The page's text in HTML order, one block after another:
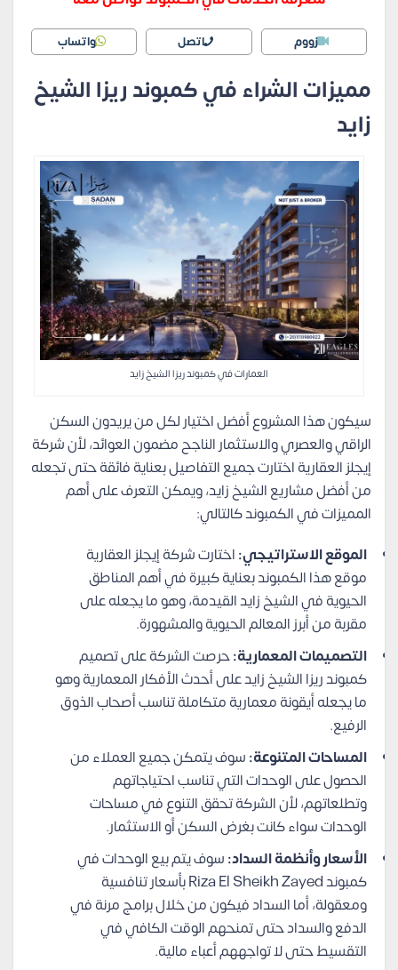
زووم اتصل واتساب
مميزات الشراء في كمبوند ريزا الشيخ
زايد
العمارات في كمبوند ريزا الشيخ زايد
سيكون هذا المشروع أفضل اختيار لكل من يريدون السكن
الراقي والعصري والاستثمار الناجح مضمون العوائد، لأن شركة
إيجلز العقارية اختارت جميع التفاصيل بعناية فائقة حتى تجعله
من أفضل مشاريع الشيخ زايد، ويمكن التعرف على أهم
المميزات في الكمبوند كالتالي:
الموقع الاستراتيجي:اختارت شركة إيجلز العقارية
موقع هذا الكمبوند بعناية كبيرة في أهم المناطق
الحيوية في الشيخ زايد القيدمة، وهو ما يجعله على
مقربة من أبرز المعالم الحيوية والمشهورة.
التصميمات المعمارية:حرصت الشركة على تصميم
كمبوند ريزا الشيخ زايد على أحدث الأفكار المعمارية وهو
ما يجعله أيقونة معمارية متكاملة تناسب أصحاب الذوق
الرفيع.
المساحات المتنوعة:سوف يتمكن جميع العملاء من
الحصول على الوحدات التي تناسب احتياجاتهم
وتطلعاتهم، لأن الشركة تحقق التنوع في مساحات
الوحدات سواء كانت بغرض السكن أو الاستثمار.
الأسعار وأنظمة السداد:سوف يتم بيع الوحدات في
كمبوند Riza El Sheikh Zayed بأسعار تنافسية
ومعقولة، أما السداد فيكون من خلال برامج مرنة في
الدفع والسداد حتى تمنحهم الوقت الكافي في
التقسيط حتى لا تواجههم أعباء مالية.